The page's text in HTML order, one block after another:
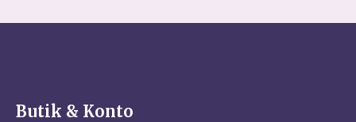
Butik & Konto